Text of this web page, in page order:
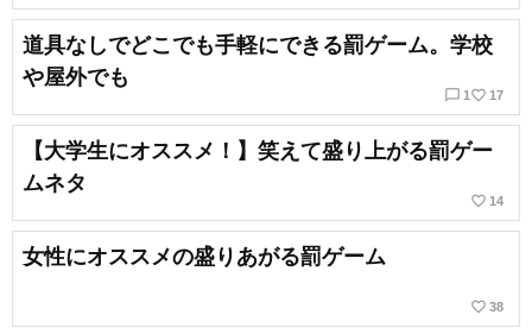
道具なしでどこでも手軽にできる罰ゲーム。学校
や屋外でも
chat_bubble_outline 1 favorite_border 17
【大学生にオススメ！】笑えて盛り上がる罰ゲー
ムネタ
favorite_border 14
女性にオススメの盛りあがる罰ゲーム
favorite_border 38